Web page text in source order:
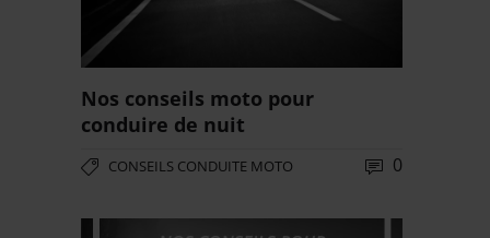
Nos conseils moto pour
conduire de nuit
CONSEILS CONDUITE MOTO 0